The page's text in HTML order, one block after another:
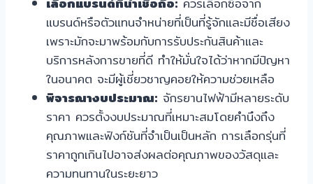
แบรนด์หรือตัวแทนจำหน่ายที่เป็นที่รู้จักและมีชื่อเสียง
เพราะมักจะมาพร้อมกับการรับประกันสินค้าและ
บริการหลังการขายที่ดี ทำให้มั่นใจได้ว่าหากมีปัญหา
ในอนาคต จะมีผู้เชี่ยวชาญคอยให้ความช่วยเหลือ
พิจารณางบประมาณ: จักรยานไฟฟ้ามีหลายระดับ
ราคา ควรตั้งงบประมาณที่เหมาะสมโดยคำนึงถึง
คุณภาพและฟังก์ชันที่จำเป็นเป็นหลัก การเลือกรุ่นที่
ราคาถูกเกินไปอาจส่งผลต่อคุณภาพของวัสดุและ
ความทนทานในระยะยาว